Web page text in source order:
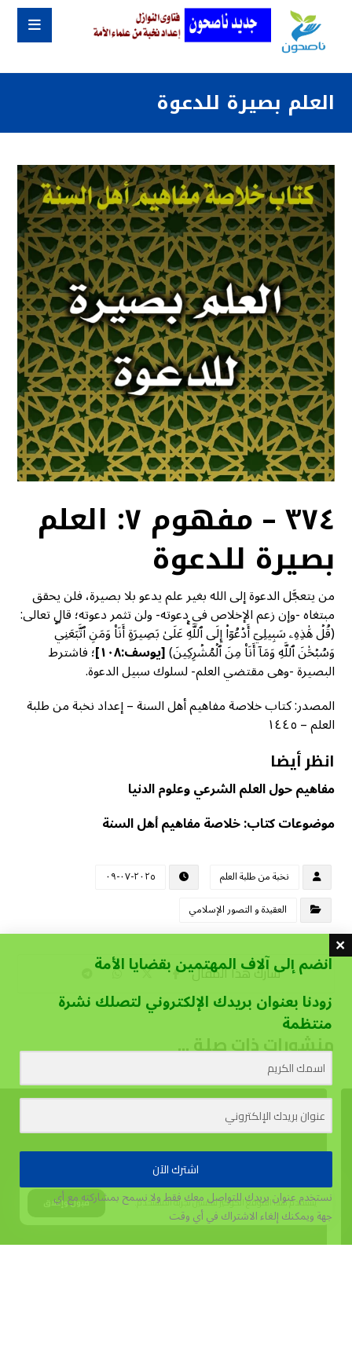
العلم بصيرة للدعوة
٣٧٤ – مفهوم ٧: العلم
بصيرة للدعوة
من يتعجَّل الدعوة إلى الله بغير علم يدعو بلا بصيرة، فلن يحقق
مبتغاه -وإن زعم الإخلاص في دعوته- ولن تثمر دعوته؛ قال تعالى:
(قُلۡ هَٰذِهِۦ سَبِيلِيٓ أَدۡعُوٓاْ إِلَى ٱللَّهِۚ عَلَىٰ بَصِيرَةٍ أَنَا۠ وَمَنِ ٱتَّبَعَنِيۖ
وَسُبۡحَٰنَ ٱللَّهِ وَمَآ أَنَا۠ مِنَ ٱلۡمُشۡرِكِينَ)[يوسف:١٠٨] ؛ فاشترط
البصيرة -وهى مقتضي العلم- لسلوك سبيل الدعوة.
المصدر: كتاب خلاصة مفاهيم أهل السنة – إعداد نخبة من طلبة
العلم – ١٤٤٥
انظر أيضا
مفاهيم حول العلم الشرعي وعلوم الدنيا
موضوعات كتاب: خلاصة مفاهيم أهل السنة
نخبة من طلبة العلم
٢٠٢٥-٠٧-٠٩
العقيدة و التصور الإسلامي
منشورات ذات صلة ...
يستخدم هذا الموقع الكوكيز لتحسين تجربة المستخدم. قبول وإغلاق
انضم إلى آلاف المهتمين بقضايا الأمة
زودنا بعنوان بريدك الإلكتروني لتصلك نشرة
منتظمة
اشترك الآن
نستخدم عنوان بريدك للتواصل معك فقط ولا نسمح بمشاركته مع أي
جهةويمكنك إلغاء الاشتراك في أي وقت